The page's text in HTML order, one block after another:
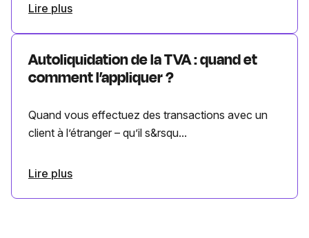
Lire plus
Autoliquidation de la TVA : quand et
comment l’appliquer ?
Quand vous effectuez des transactions avec un
client à l’étranger – qu’il s&rsqu...
Lire plus